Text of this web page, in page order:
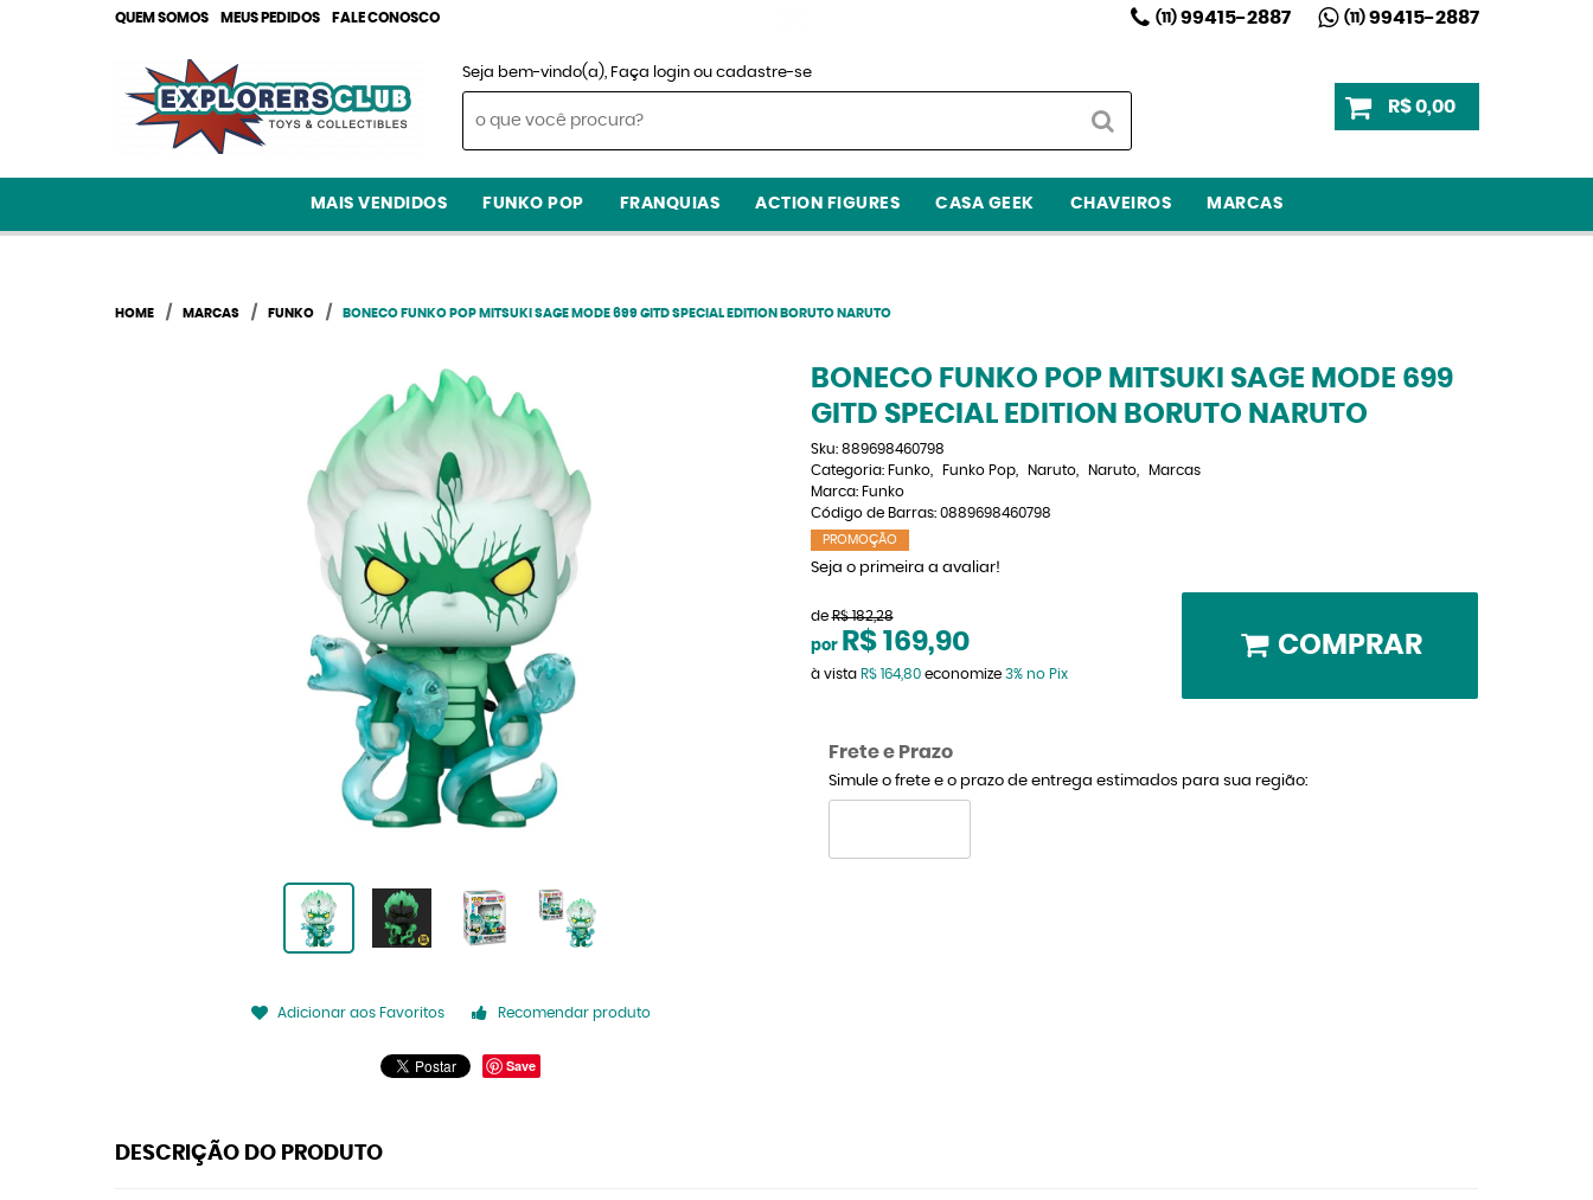
QUEM SOMOS MEUS PEDIDOS FALE CONOSCO (11)99415-2887 (11)99415-2887
Seja bem-vindo(a), Faça login ou cadastre-se
R$ 0,00
MAIS VENDIDOS FUNKO POP FRANQUIAS ACTION FIGURES CASA GEEK CHAVEIROS MARCAS
HOME MARCAS FUNKO BONECO FUNKO POP MITSUKI SAGE MODE 699 GITD SPECIAL EDITION BORUTO NARUTO
Adicionar aos Favoritos Recomendar produto
Save
BONECO FUNKO POP MITSUKI SAGE MODE 699
GITD SPECIAL EDITION BORUTO NARUTO
Sku: 889698460798
Categoria: Funko Funko Pop Naruto Naruto
Marcas
Marca: Funko
Código de Barras: 0889698460798
PROMOÇÃO
Seja o primeira a avaliar!
de R$ 182,28
por R$ 169,90
à vista R$ 164,80economize 3% no Pix
COMPRAR
Frete e Prazo
Simule o frete e o prazo de entrega estimados para sua região:
DESCRIÇÃO DO PRODUTO